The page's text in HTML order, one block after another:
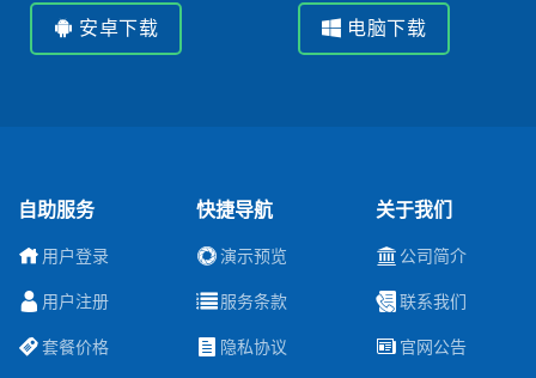
安卓下载 电脑下载
自助服务
用户登录
用户注册
套餐价格
快捷导航
演示预览
服务条款
隐私协议
关于我们
公司简介
联系我们
官网公告